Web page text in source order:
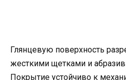
Глянцевую поверхность
жесткими щетками и
Покрытие устойчиво к